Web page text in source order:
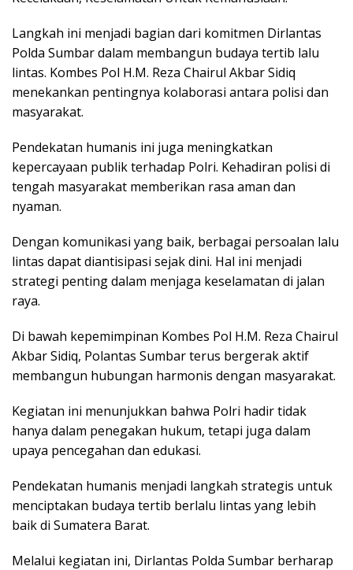
Langkah ini menjadi bagian dari komitmen Dirlantas
Polda Sumbar dalam membangun budaya tertib lalu
lintas. Kombes Pol H.M. Reza Chairul Akbar Sidiq
menekankan pentingnya kolaborasi antara polisi dan
masyarakat.
Pendekatan humanis ini juga meningkatkan
kepercayaan publik terhadap Polri. Kehadiran polisi di
tengah masyarakat memberikan rasa aman dan
nyaman.
Dengan komunikasi yang baik, berbagai persoalan lalu
lintas dapat diantisipasi sejak dini. Hal ini menjadi
strategi penting dalam menjaga keselamatan di jalan
raya.
Di bawah kepemimpinan Kombes Pol H.M. Reza Chairul
Akbar Sidiq, Polantas Sumbar terus bergerak aktif
membangun hubungan harmonis dengan masyarakat.
Kegiatan ini menunjukkan bahwa Polri hadir tidak
hanya dalam penegakan hukum, tetapi juga dalam
upaya pencegahan dan edukasi.
Pendekatan humanis menjadi langkah strategis untuk
menciptakan budaya tertib berlalu lintas yang lebih
baik di Sumatera Barat.
Melalui kegiatan ini, Dirlantas Polda Sumbar berharap